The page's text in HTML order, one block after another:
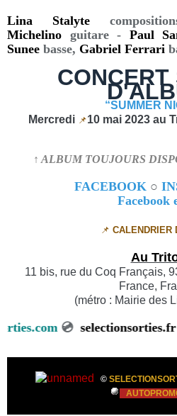
Lina Stalyte
Michelino guitare - Paul
Sunee basse, Gabriel Ferrari
CONCERT
“SUMMER
Mercredi 📌10 mai 2023 au
↑ ALBUM TOUJOURS
FACEBOOK○
Facebook
📌 CALENDRIER
Au
11 bis, rue du Coq Français,
France,
(métro : Mairie des
💿
©